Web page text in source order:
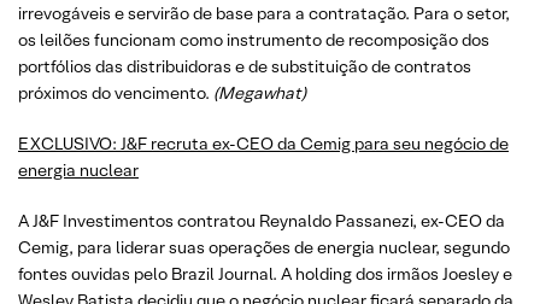
irrevogáveis e servirão de base para a contratação. Para o setor,
os leilões funcionam como instrumento de recomposição dos
portfólios das distribuidoras e de substituição de contratos
próximos do vencimento. (Megawhat)
EXCLUSIVO: J&F recruta ex-CEO da Cemig para seu negócio de
energia nuclear
A J&F Investimentos contratou Reynaldo Passanezi, ex-CEO da
Cemig, para liderar suas operações de energia nuclear, segundo
fontes ouvidas pelo Brazil Journal. A holding dos irmãos Joesley e